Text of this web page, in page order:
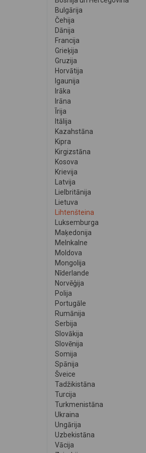
Bulgārija
Čehija
Dānija
Francija
Grieķija
Gruzija
Horvātija
Igaunija
Irāka
Irāna
Īrija
Itālija
Kazahstāna
Kipra
Kirgizstāna
Kosova
Krievija
Latvija
Lielbritānija
Lietuva
Lihtenšteina
Luksemburga
Maķedonija
Melnkalne
Moldova
Mongolija
Nīderlande
Norvēģija
Polija
Portugāle
Rumānija
Serbija
Slovākija
Slovēnija
Somija
Spānija
Šveice
Tadžikistāna
Turcija
Turkmenistāna
Ukraina
Ungārija
Uzbekistāna
Vācija